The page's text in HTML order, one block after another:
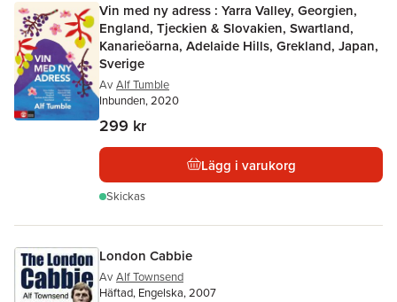
Vin med ny adress : Yarra Valley, Georgien,
England, Tjeckien & Slovakien, Swartland,
Kanarieöarna, Adelaide Hills, Grekland, Japan,
Sverige
Av Alf Tumble
Inbunden, 2020
299 kr
Lägg i varukorg
Skickas
London Cabbie
Av Alf Townsend
Häftad, Engelska, 2007